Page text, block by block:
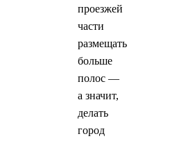
проезжей
части
размещать
больше
полос —
а значит,
делать
город